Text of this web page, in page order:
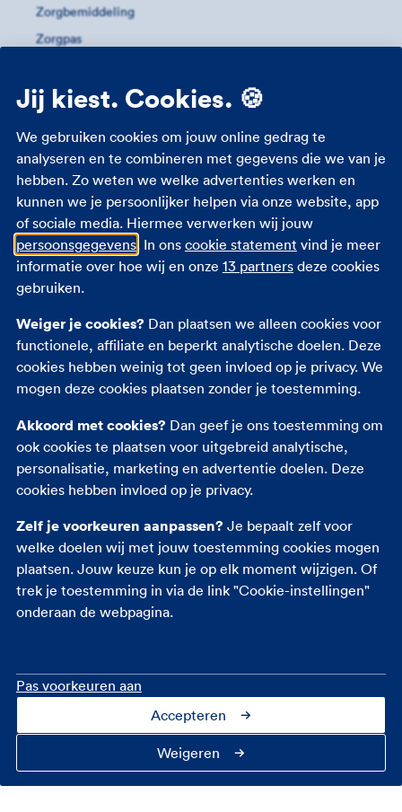
Zorgbemiddeling
Zorgpas
Meer informatie
Zorgverzekering 18 jaar
Zorgverzekering zwangerschap
Zorgtoeslag
Eigen bijdrage
Zorgpremie 2026
Autoverzekering
Opstalverzekering
Inboedelverzekering
Reisverzekering
Rechtsbijstandverzekering
Ongevallenverzekering
Cookie-instellingen
Jij kiest. Cookies. 🍪
We gebruiken cookies om jouw online gedrag te
analyseren en te combineren met gegevens die we van je
hebben. Zo weten we welke advertenties werken en
kunnen we je persoonlijker helpen via onze website, app
of sociale media. Hiermee verwerken wij jouw
persoonsgegevens. In ons cookie statement vind je meer
informatie over hoe wij en onze 13 partnersdeze cookies
gebruiken.
Weiger je cookies? Dan plaatsen we alleen cookies voor
functionele, affiliate en beperkt analytische doelen. Deze
cookies hebben weinig tot geen invloed op je privacy. We
mogen deze cookies plaatsen zonder je toestemming.
Akkoord met cookies? Dan geef je ons toestemming om
ook cookies te plaatsen voor uitgebreid analytische,
personalisatie, marketing en advertentie doelen. Deze
cookies hebben invloed op je privacy.
Zelf je voorkeuren aanpassen? Je bepaalt zelf voor
welke doelen wij met jouw toestemming cookies mogen
plaatsen. Jouw keuze kun je op elk moment wijzigen. Of
trek je toestemming in via de link "Cookie-instellingen"
onderaan de webpagina.
Pas voorkeuren aan
Accepteren
Weigeren